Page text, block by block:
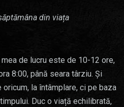
din viața
mea de lucru este de 10-12 ore,
8:00, până seara târziu. Și
la întâmplare, ci pe baza
Duc o viață echilibrată,